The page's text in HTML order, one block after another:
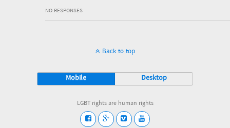
NO RESPONSES
Back to top
Mobile Desktop
LGBT rights are human rights